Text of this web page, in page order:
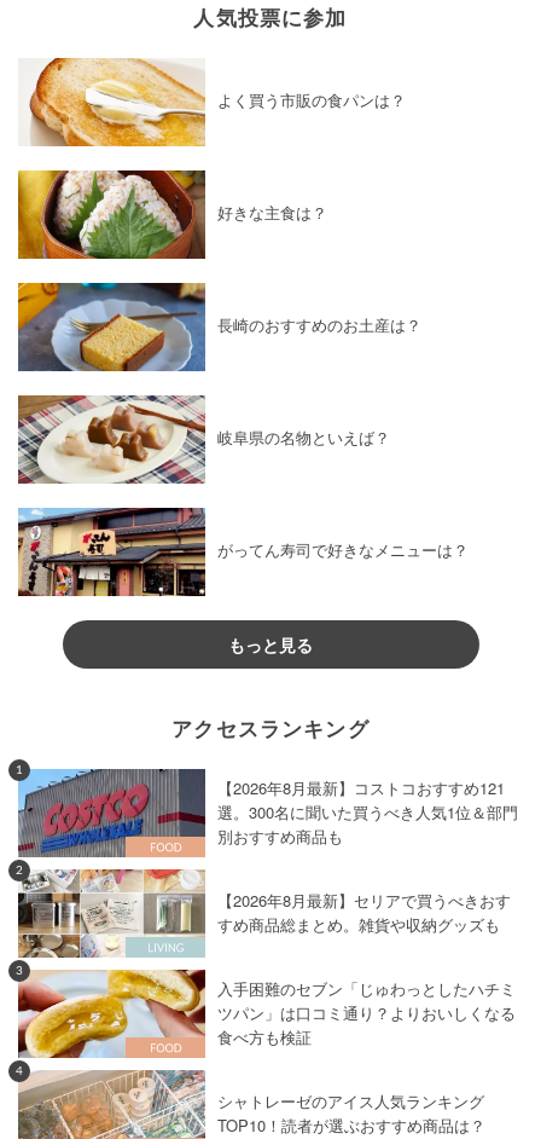
人気投票に参加
よく買う市販の食パンは？
好きな主食は？
長崎のおすすめのお土産は？
岐阜県の名物といえば？
がってん寿司で好きなメニューは？
もっと見る
アクセスランキング
1
【2026年8月最新】コストコおすすめ121
選。300名に聞いた買うべき人気1位＆部門
別おすすめ商品も
2
【2026年8月最新】セリアで買うべきおす
すめ商品総まとめ。雑貨や収納グッズも
3
入手困難のセブン「じゅわっとしたハチミ
ツパン」は口コミ通り？よりおいしくなる
食べ方も検証
4
シャトレーゼのアイス人気ランキング
TOP10！読者が選ぶおすすめ商品は？